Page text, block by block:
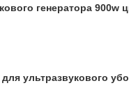
генератора
ультразвукового